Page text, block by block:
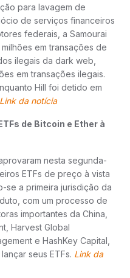
para lavagem de
de serviços financeiros
federais, a Samourai
em transações de
ilegais da dark web,
em transações ilegais.
Hill foi detido em
Link da notícia
de Bitcoin e Ether à
nesta segunda-
ETFs de preço à vista
se a primeira jurisdição da
com um processo de
importantes da China,
Harvest Global
e HashKey Capital,
seus ETFs. Link da